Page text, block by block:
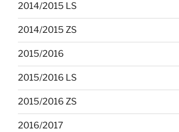
2014/2015 LS
2014/2015 ZS
2015/2016
2015/2016 LS
2015/2016 ZS
2016/2017